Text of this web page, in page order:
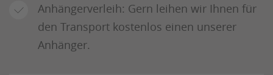
Anhängerverleih: Gern leihen wir Ihnen für
den Transport kostenlos einen unserer
Anhänger.